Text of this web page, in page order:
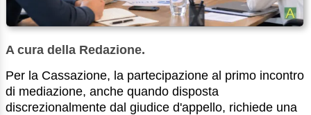
A cura della Redazione.
Per la Cassazione, la partecipazione al primo incontro
di mediazione, anche quando disposta
discrezionalmente dal giudice d'appello, richiede una